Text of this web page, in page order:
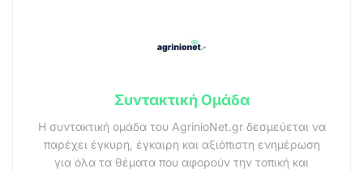
Συντακτική Ομάδα
Η συντακτική ομάδα του AgrinioNet.gr δεσμεύεται να
παρέχει έγκυρη, έγκαιρη και αξιόπιστη ενημέρωση
για όλα τα θέματα που αφορούν την τοπική και